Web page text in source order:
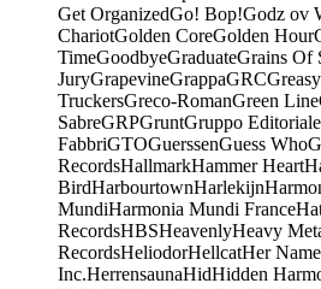
Get OrganizedGo! Bop!Godz ov
ChariotGolden CoreGolden Hour
TimeGoodbyeGraduateGrains Of
JuryGrapevineGrappaGRC
TruckersGreco-RomanGreen Line
SabreGRPGruntGruppo Editoriale
FabbriGTOGuerssenGuess Who
RecordsHallmarkHammer Heart
BirdHarbourtownHarlekijn
MundiHarmonia Mundi France
RecordsHBSHeavenlyHeavy
RecordsHeliodorHellcatHer
Inc.HerrensaunaHidHidden